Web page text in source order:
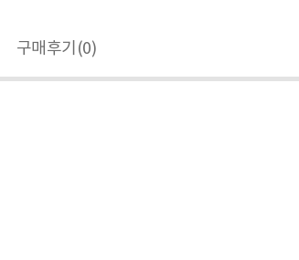
구매후기(0)